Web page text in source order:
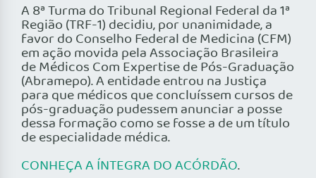
A 8ª Turma do Tribunal Regional Federal da 1ª
Região (TRF-1) decidiu, por unanimidade, a
favor do Conselho Federal de Medicina (CFM)
em ação movida pela Associação Brasileira
de Médicos Com Expertise de Pós-Graduação
(Abramepo). A entidade entrou na Justiça
para que médicos que concluíssem cursos de
pós-graduação pudessem anunciar a posse
dessa formação como se fosse a de um título
de especialidade médica.
CONHEÇA A ÍNTEGRA DO ACÓRDÃO.